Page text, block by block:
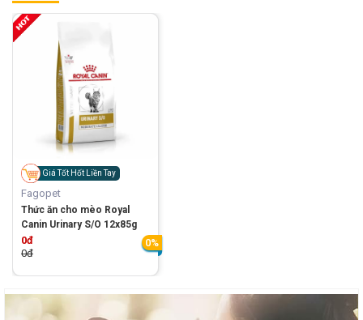
Giá Tốt Hốt Liền Tay
Fagopet
Thức ăn cho mèo Royal
Canin Urinary S/O 12x85g
0đ
0đ
0%